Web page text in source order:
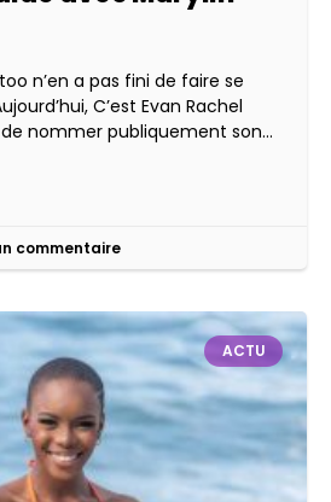
n’en a pas fini de faire se
C’est Evan Rachel
nommer publiquement son
commentaire
ACTU